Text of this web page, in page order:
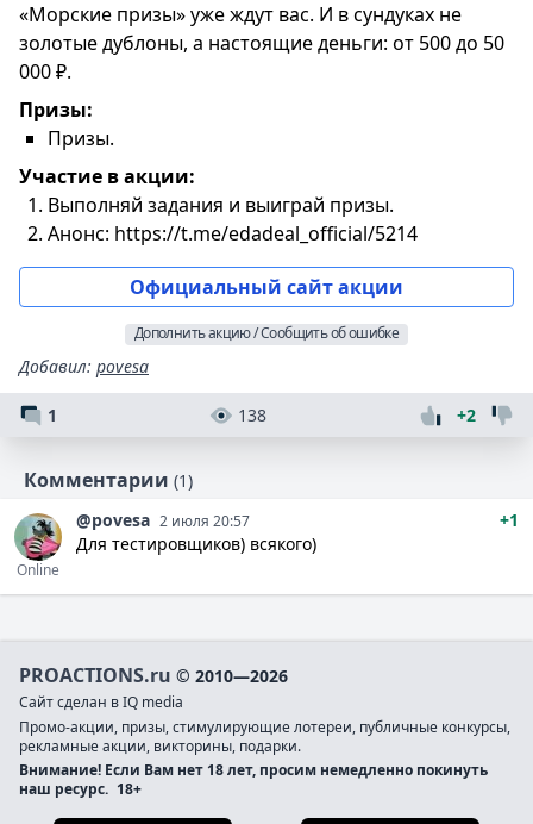
«Морские призы» уже ждут вас. И в сундуках не
золотые дублоны, а настоящие деньги: от 500 до 50
000 ₽.
Призы:
Призы.
Участие в акции:
Выполняй задания и выиграй призы.
Анонс: https://t.me/edadeal_official/5214
Официальный сайт акции
Дополнить акцию / Сообщить об ошибке
Добавил: povesa
1 138 +2
Комментарии (1)
Online
@povesa 2 июля 20:57
+1
Для тестировщиков) всякого)
PROACTIONS.ru © 2010—2026
Сайт сделан в IQ media
Промо-акции, призы, стимулирующие лотереи, публичные конкурсы,
рекламные акции, викторины, подарки.
Внимание! Если Вам нет 18 лет, просим немедленно покинуть
наш ресурс. 18+